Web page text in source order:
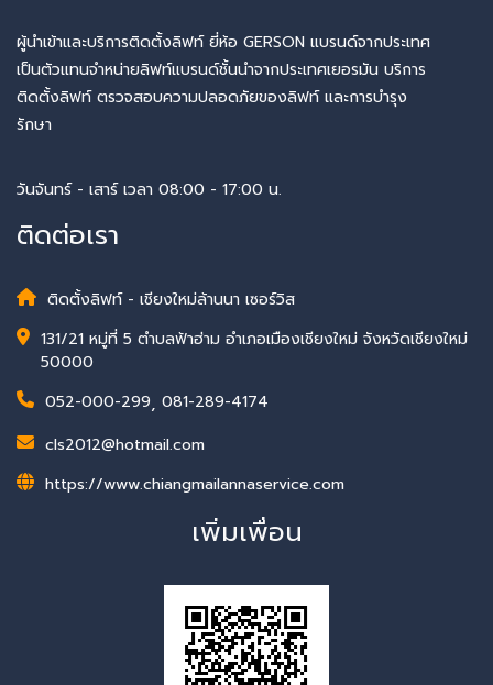
ผู้นำเข้าและบริการติดตั้งลิฟท์ ยี่ห้อ GERSON แบรนด์จากประเทศ
เป็นตัวแทนจำหน่ายลิฟท์แบรนด์ชั้นนำจากประเทศเยอรมัน บริการ
ติดตั้งลิฟท์ ตรวจสอบความปลอดภัยของลิฟท์ และการบำรุง
รักษา
วันจันทร์ - เสาร์ เวลา 08:00 - 17:00 น.
ติดต่อเรา
ติดตั้งลิฟท์ - เชียงใหม่ล้านนา เซอร์วิส
131/21 หมู่ที่ 5 ตำบลฟ้าฮ่าม อำเภอเมืองเชียงใหม่ จังหวัดเชียงใหม่
50000
052-000-299, 081-289-4174
cls2012@hotmail.com
https://www.chiangmailannaservice.com
เพิ่มเพื่อน